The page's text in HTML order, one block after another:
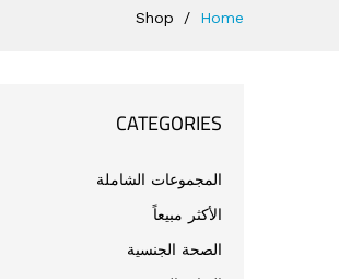
Home
/
Shop
CATEGORIES
المجموعات الشاملة
الأكثر مبيعاً
الصحة الجنسية